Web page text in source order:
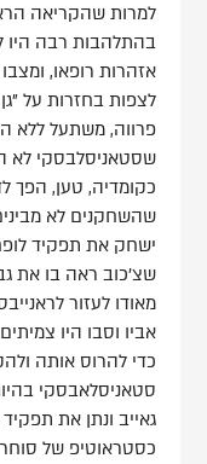
למרות שהקריאה
בהתלהבות רבה היו
אזהרות רופאו,
לצפות בחזרות על
פרווה, משתעל ללא
שסטאניסלבסקי לא
כקומדיה, טען, הפך
שהשחקנים לא
ישחק את תפקיד
שצ'כוב ראה בו את
מאודו לעזור
אביו וסבו היו
כדי להרוס אותה
סטאניסלאבסקי
גאייב ונתן את
כסטראוטיפ של